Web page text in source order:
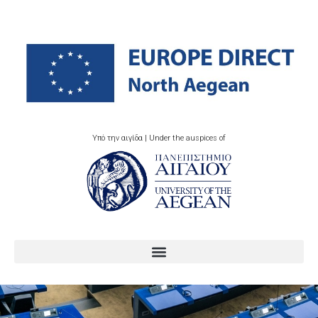
Υπό την αιγίδα | Under the auspices of